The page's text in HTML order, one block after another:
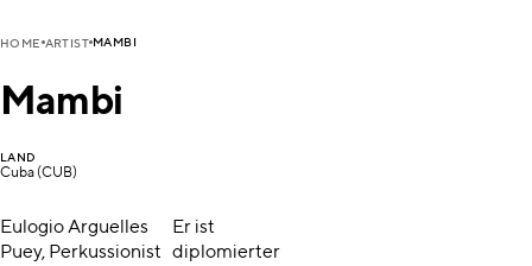
HOME ARTIST MAMBI
Mambi
LAND
Cuba (CUB)
Eulogio Arguelles
Puey, Perkussionist
Er ist
diplomierter